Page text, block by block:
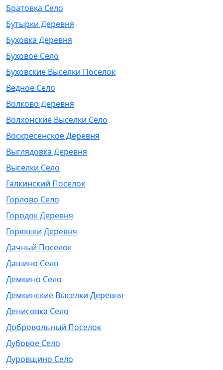
Братовка Село
Бутырки Деревня
Буховка Деревня
Буховое Село
Буховские Выселки Поселок
Ведное Село
Волково Деревня
Волхонские Выселки Село
Воскресенское Деревня
Выглядовка Деревня
Выселки Село
Галкинский Поселок
Горлово Село
Городок Деревня
Горюшки Деревня
Дачный Поселок
Дашино Село
Демкино Село
Демкинские Выселки Деревня
Денисовка Село
Добровольный Поселок
Дубовое Село
Дуровщино Село